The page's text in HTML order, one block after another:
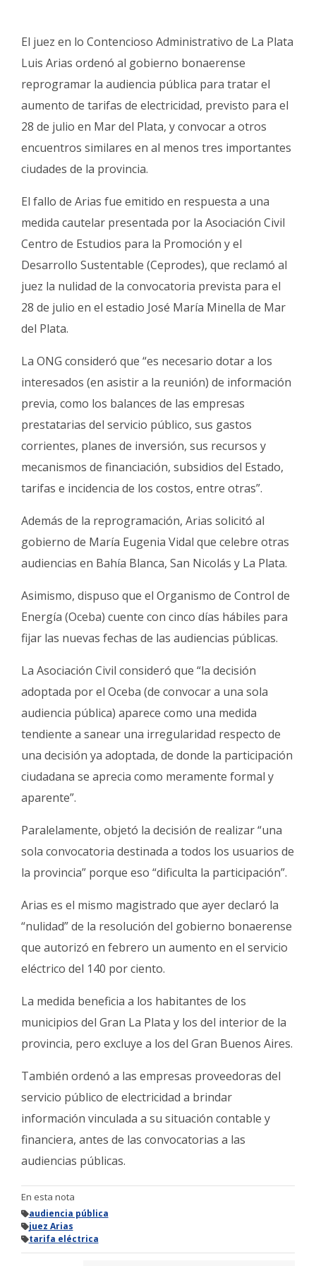
El juez en lo Contencioso Administrativo de La Plata
Luis Arias ordenó al gobierno bonaerense
reprogramar la audiencia pública para tratar el
aumento de tarifas de electricidad, previsto para el
28 de julio en Mar del Plata, y convocar a otros
encuentros similares en al menos tres importantes
ciudades de la provincia.
El fallo de Arias fue emitido en respuesta a una
medida cautelar presentada por la Asociación Civil
Centro de Estudios para la Promoción y el
Desarrollo Sustentable (Ceprodes), que reclamó al
juez la nulidad de la convocatoria prevista para el
28 de julio en el estadio José María Minella de Mar
del Plata.
La ONG consideró que “es necesario dotar a los
interesados (en asistir a la reunión) de información
previa, como los balances de las empresas
prestatarias del servicio público, sus gastos
corrientes, planes de inversión, sus recursos y
mecanismos de financiación, subsidios del Estado,
tarifas e incidencia de los costos, entre otras”.
Además de la reprogramación, Arias solicitó al
gobierno de María Eugenia Vidal que celebre otras
audiencias en Bahía Blanca, San Nicolás y La Plata.
Asimismo, dispuso que el Organismo de Control de
Energía (Oceba) cuente con cinco días hábiles para
fijar las nuevas fechas de las audiencias públicas.
La Asociación Civil consideró que “la decisión
adoptada por el Oceba (de convocar a una sola
audiencia pública) aparece como una medida
tendiente a sanear una irregularidad respecto de
una decisión ya adoptada, de donde la participación
ciudadana se aprecia como meramente formal y
aparente”.
Paralelamente, objetó la decisión de realizar “una
sola convocatoria destinada a todos los usuarios de
la provincia” porque eso “dificulta la participación”.
Arias es el mismo magistrado que ayer declaró la
“nulidad” de la resolución del gobierno bonaerense
que autorizó en febrero un aumento en el servicio
eléctrico del 140 por ciento.
La medida beneficia a los habitantes de los
municipios del Gran La Plata y los del interior de la
provincia, pero excluye a los del Gran Buenos Aires.
También ordenó a las empresas proveedoras del
servicio público de electricidad a brindar
información vinculada a su situación contable y
financiera, antes de las convocatorias a las
audiencias públicas.
En esta nota
audiencia pública
juez Arias
tarifa eléctrica